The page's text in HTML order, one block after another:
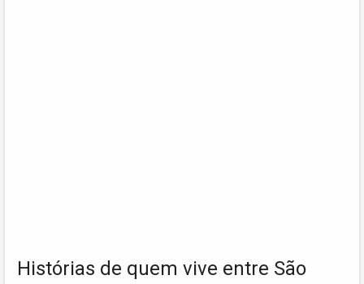
Histórias de quem vive entre São